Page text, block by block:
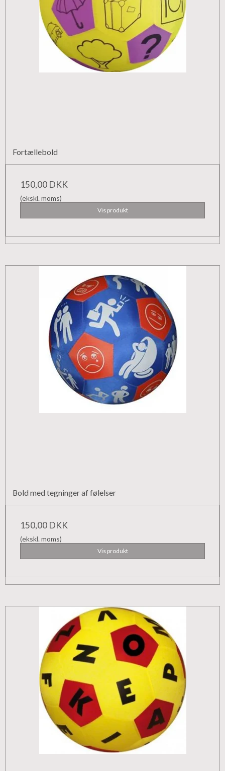
Fortællebold
150,00 DKK
(ekskl. moms)
Vis produkt
Bold med tegninger af følelser
150,00 DKK
(ekskl. moms)
Vis produkt